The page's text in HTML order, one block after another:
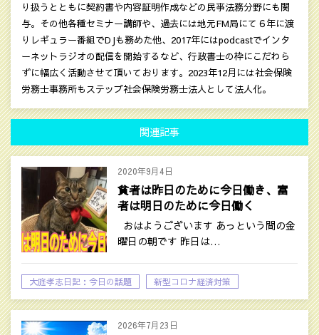
り扱うとともに契約書や内容証明作成などの民亊法務分野にも関
与。その他各種セミナー講師や、過去には地元FM局にて６年に渡
りレギュラー番組でDJも務めた他、2017年にはpodcastでインタ
ーネットラジオの配信を開始するなど、行政書士の枠にこだわら
ずに幅広く活動させて頂いております。2023年12月には社会保険
労務士事務所もステップ社会保険労務士法人として法人化。
関連記事
2020年9月4日
貧者は昨日のために今日働き、富
者は明日のために今日働く
おはようございます あっという間の金
曜日の朝です 昨日は…
大庭孝志日記：今日の話題
新型コロナ経済対策
時事ネタ
2026年7月23日